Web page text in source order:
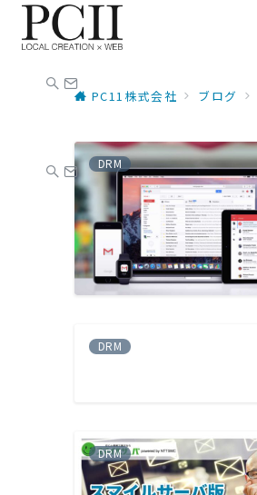
PC11株式会社 ブログ
DRM
DRM
DRM